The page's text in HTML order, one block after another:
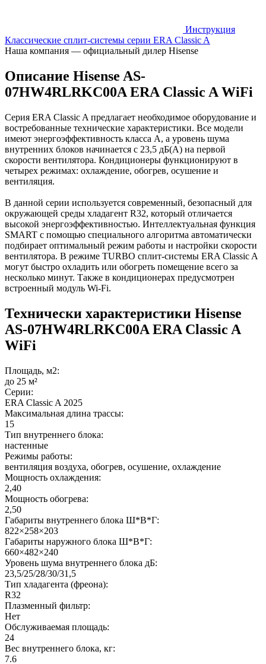
Инструкция
Классические сплит-системы серии ERA Classic A
Наша компания — официальный дилер Hisense
Описание Hisense AS-
07HW4RLRKC00A ERA Classic A WiFi
Серия ERA Classic A предлагает необходимое оборудование и
востребованные технические характеристики. Все модели
имеют энергоэффективность класса А, а уровень шума
внутренних блоков начинается с 23,5 дБ(А) на первой
скорости вентилятора. Кондиционеры функционируют в
четырех режимах: охлаждение, обогрев, осушение и
вентиляция.
В данной серии используется современный, безопасный для
окружающей среды хладагент R32, который отличается
высокой энергоэффективностью. Интеллектуальная функция
SMART с помощью специального алгоритма автоматически
подбирает оптимальный режим работы и настройки скорости
вентилятора. В режиме TURBO сплит-системы ERA Classic A
могут быстро охладить или обогреть помещение всего за
несколько минут. Также в кондиционерах предусмотрен
встроенный модуль Wi-Fi.
Технически характеристики Hisense
AS-07HW4RLRKC00A ERA Classic A
WiFi
Площадь, м2:
до 25 м²
Серии:
ERA Classic A 2025
Максимальная длина трассы:
15
Тип внутреннего блока:
настенные
Режимы работы:
вентиляция воздуха, обогрев, осушение, охлаждение
Мощность охлаждения:
2,40
Мощность обогрева:
2,50
Габариты внутреннего блока Ш*В*Г:
822×258×203
Габариты наружного блока Ш*В*Г:
660×482×240
Уровень шума внутреннего блока дБ:
23,5/25/28/30/31,5
Тип хладагента (фреона):
R32
Плазменный фильтр:
Нет
Обслуживаемая площадь:
24
Вес внутреннего блока, кг:
7.6